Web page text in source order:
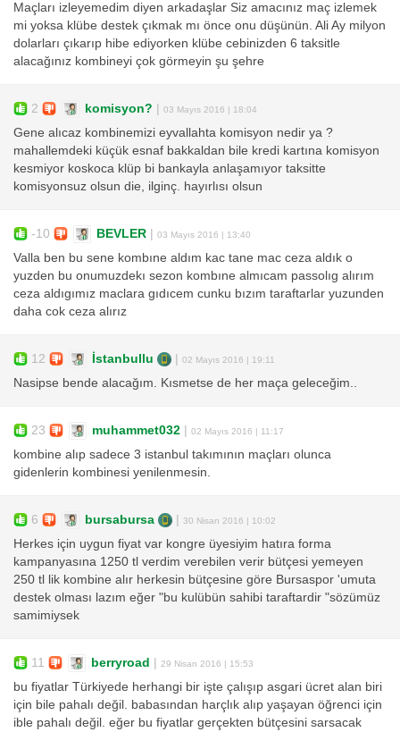
Maçları izleyemedim diyen arkadaşlar Siz amacınız maç izlemek
mi yoksa klübe destek çıkmak mı önce onu düşünün. Ali Ay milyon
dolarları çıkarıp hibe ediyorken klübe cebinizden 6 taksitle
alacağınız kombineyi çok görmeyin şu şehre
2 komisyon? 03 Mayıs 2016 | 18:04
Gene alıcaz kombinemizi eyvallahta komisyon nedir ya ?
mahallemdeki küçük esnaf bakkaldan bile kredi kartına komisyon
kesmiyor koskoca klüp bi bankayla anlaşamıyor taksitte
komisyonsuz olsun die, ilginç. hayırlısı olsun
-10 BEVLER 03 Mayıs 2016 | 13:40
Valla ben bu sene kombıne aldım kac tane mac ceza aldık o
yuzden bu onumuzdekı sezon kombıne almıcam passolıg alırım
ceza aldıgımız maclara gıdıcem cunku bızım taraftarlar yuzunden
daha cok ceza alırız
12 İstanbullu 02 Mayıs 2016 | 19:11
Nasipse bende alacağım. Kısmetse de her maça geleceğim..
23 muhammet032 02 Mayıs 2016 | 11:17
kombine alıp sadece 3 istanbul takımının maçları olunca
gidenlerin kombinesi yenilenmesin.
6 bursabursa 30 Nisan 2016 | 10:02
Herkes için uygun fiyat var kongre üyesiyim hatıra forma
kampanyasına 1250 tl verdim verebilen verir bütçesi yemeyen
250 tl lik kombine alır herkesin bütçesine göre Bursaspor 'umuta
destek olması lazım eğer "bu kulübün sahibi taraftardir "sözümüz
samimiysek
11 berryroad 29 Nisan 2016 | 15:53
bu fiyatlar Türkiyede herhangi bir işte çalışıp asgari ücret alan biri
için bile pahalı değil. babasından harçlık alıp yaşayan öğrenci için
ible pahalı değil. eğer bu fiyatlar gerçekten bütçesini sarsacak